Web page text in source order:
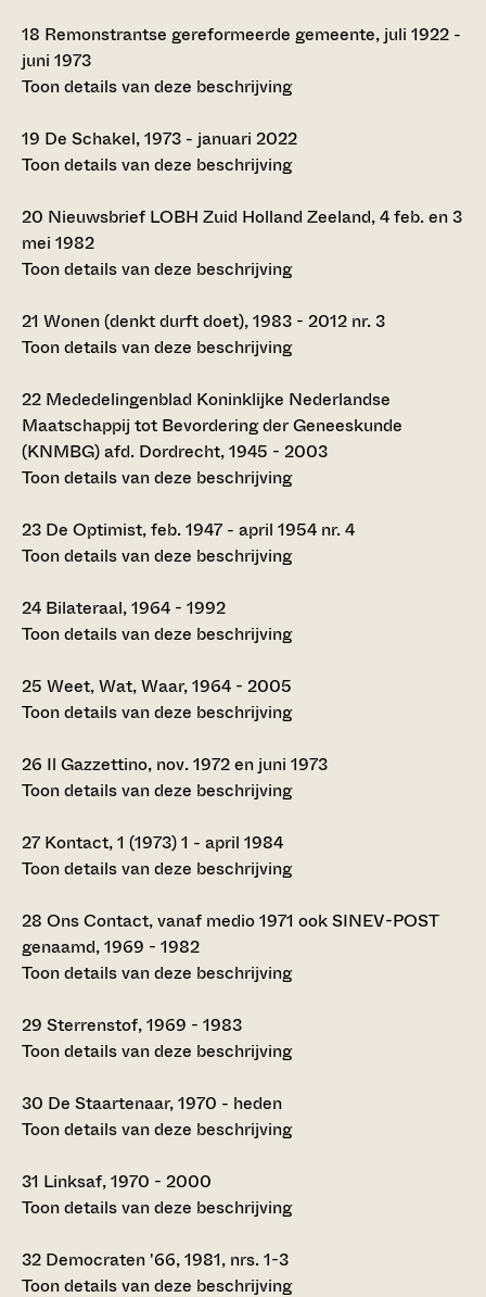
18 Remonstrantse gereformeerde gemeente, juli 1922 -
juni 1973
Toon details van deze beschrijving
19 De Schakel, 1973 - januari 2022
Toon details van deze beschrijving
20 Nieuwsbrief LOBH Zuid Holland Zeeland, 4 feb. en 3
mei 1982
Toon details van deze beschrijving
21 Wonen (denkt durft doet), 1983 - 2012 nr. 3
Toon details van deze beschrijving
22 Mededelingenblad Koninklijke Nederlandse
Maatschappij tot Bevordering der Geneeskunde
(KNMBG) afd. Dordrecht, 1945 - 2003
Toon details van deze beschrijving
23 De Optimist, feb. 1947 - april 1954 nr. 4
Toon details van deze beschrijving
24 Bilateraal, 1964 - 1992
Toon details van deze beschrijving
25 Weet, Wat, Waar, 1964 - 2005
Toon details van deze beschrijving
26 Il Gazzettino, nov. 1972 en juni 1973
Toon details van deze beschrijving
27 Kontact, 1 (1973) 1 - april 1984
Toon details van deze beschrijving
28 Ons Contact, vanaf medio 1971 ook SINEV-POST
genaamd, 1969 - 1982
Toon details van deze beschrijving
29 Sterrenstof, 1969 - 1983
Toon details van deze beschrijving
30 De Staartenaar, 1970 - heden
Toon details van deze beschrijving
31 Linksaf, 1970 - 2000
Toon details van deze beschrijving
32 Democraten '66, 1981, nrs. 1-3
Toon details van deze beschrijving